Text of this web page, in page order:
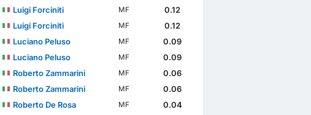
Luigi Forciniti
MF
0.12
Luigi Forciniti
MF
0.12
Luciano Peluso
MF
0.09
Luciano Peluso
MF
0.09
Roberto Zammarini
MF
0.06
Roberto Zammarini
MF
0.06
Roberto De Rosa
MF
0.04